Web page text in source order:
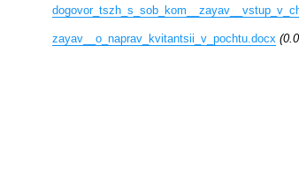
zayav__o_naprav_kvitantsii_v_pochtu.docx